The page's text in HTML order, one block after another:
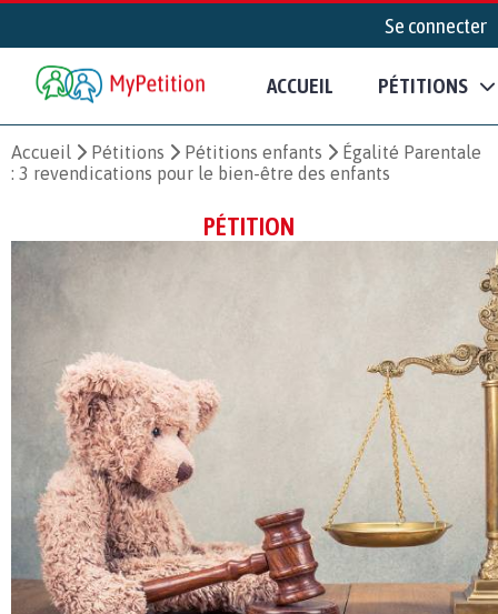
Se connecter
ACCUEIL PÉTITIONS
Accueil Pétitions Pétitions enfants
Égalité Parentale
: 3 revendications pour le bien-être des enfants
PÉTITION